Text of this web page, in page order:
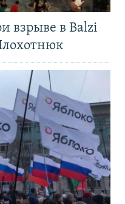
взрыве в Balzi